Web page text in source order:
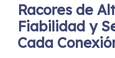
Racores de
Fiabilidad y
Cada